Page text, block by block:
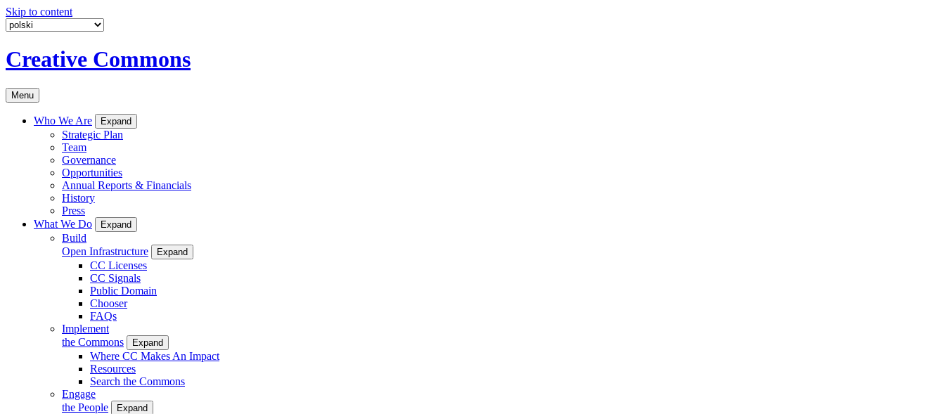
Skip to content
Creative Commons
Menu
Who We Are Expand
Strategic Plan
Team
Governance
Opportunities
Annual Reports & Financials
History
Press
What We Do
Expand
Build
Open Infrastructure
Expand
CC Licenses
CC Signals
Public Domain
Chooser
FAQs
Implement
the Commons
Expand
Where CC Makes An Impact
Resources
Search the Commons
Engage
the People
Expand